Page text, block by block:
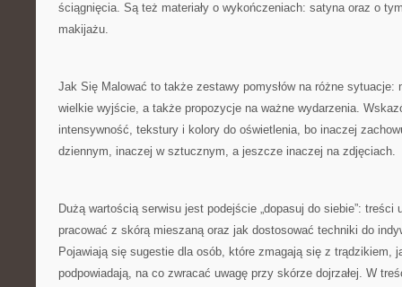
ściągnięcia. Są też materiały o wykończeniach: satyna oraz o
makijażu.
Jak Się Malować to także zestawy pomysłów na różne sytuacje:
wielkie wyjście, a także propozycje na ważne wydarzenia.
intensywność, tekstury i kolory do oświetlenia, bo inaczej
dziennym, inaczej w sztucznym, a jeszcze inaczej na zdjęciach.
Dużą wartością serwisu jest podejście „dopasuj do siebie”:
pracować z skórą mieszaną oraz jak dostosować techniki do
Pojawiają się sugestie dla osób, które zmagają się z trądzikiem,
podpowiadają, na co zwracać uwagę przy skórze dojrzałej. W